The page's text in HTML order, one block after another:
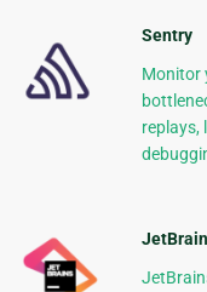
Sentry
Monitor
replays,